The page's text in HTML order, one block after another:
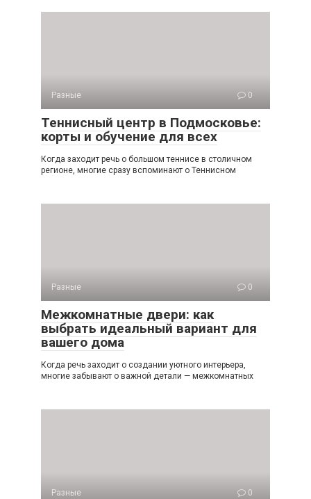
Разные 0
Теннисный центр в Подмосковье:
корты и обучение для всех
Когда заходит речь о большом теннисе в столичном
регионе, многие сразу вспоминают о Теннисном
Разные 0
Межкомнатные двери: как
выбрать идеальный вариант для
вашего дома
Когда речь заходит о создании уютного интерьера,
многие забывают о важной детали — межкомнатных
Разные 0